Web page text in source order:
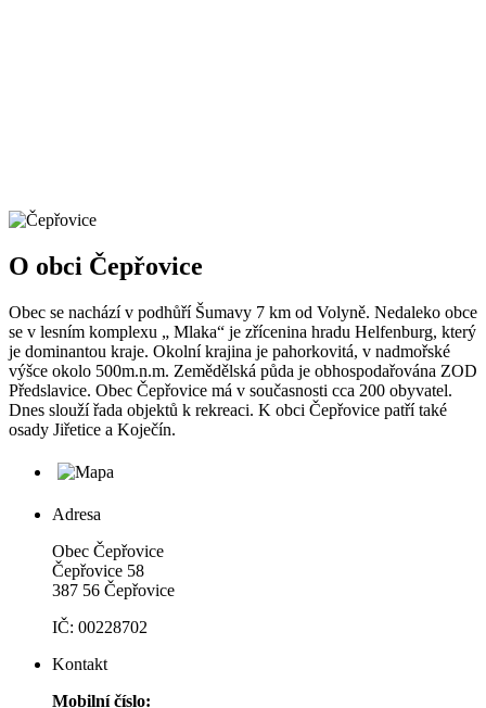
O obci Čepřovice
Obec se nachází v podhůří Šumavy 7 km od Volyně. Nedaleko obce
se v lesním komplexu „ Mlaka“ je zřícenina hradu Helfenburg, který
je dominantou kraje. Okolní krajina je pahorkovitá, v nadmořské
výšce okolo 500m.n.m. Zemědělská půda je obhospodařována ZOD
Předslavice. Obec Čepřovice má v současnosti cca 200 obyvatel.
Dnes slouží řada objektů k rekreaci. K obci Čepřovice patří také
osady Jiřetice a Koječín.
Adresa
Obec Čepřovice
Čepřovice 58
387 56 Čepřovice
IČ: 00228702
Kontakt
Mobilní číslo: